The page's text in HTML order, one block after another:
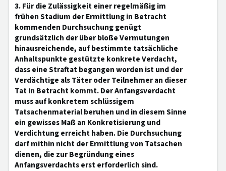
3. Für die Zulässigkeit einer regelmäßig im
frühen Stadium der Ermittlung in Betracht
kommenden Durchsuchung genügt
grundsätzlich der über bloße Vermutungen
hinausreichende, auf bestimmte tatsächliche
Anhaltspunkte gestützte konkrete Verdacht,
dass eine Straftat begangen worden ist und der
Verdächtige als Täter oder Teilnehmer an dieser
Tat in Betracht kommt. Der Anfangsverdacht
muss auf konkretem schlüssigem
Tatsachenmaterial beruhen und in diesem Sinne
ein gewisses Maß an Konkretisierung und
Verdichtung erreicht haben. Die Durchsuchung
darf mithin nicht der Ermittlung von Tatsachen
dienen, die zur Begründung eines
Anfangsverdachts erst erforderlich sind.